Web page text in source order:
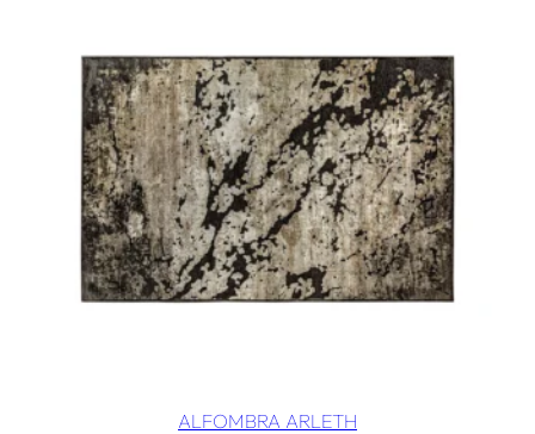
ALFOMBRA ARLETH